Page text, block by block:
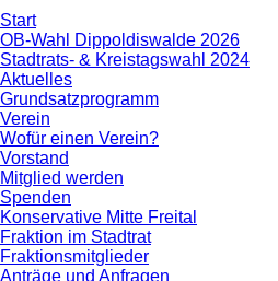
Konservative Mitte
Aus Erfahrung in die Zukunft.
Start
OB-Wahl Dippoldiswalde 2026
Stadtrats- & Kreistagswahl 2024
Aktuelles
Grundsatzprogramm
Verein
Wofür einen Verein?
Vorstand
Mitglied werden
Spenden
Konservative Mitte Freital
Fraktion im Stadtrat
Fraktionsmitglieder
Anträge und Anfragen